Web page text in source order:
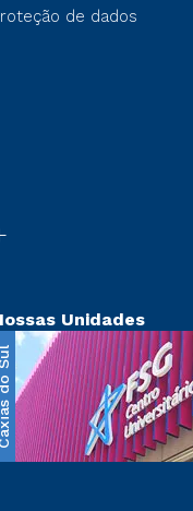
de dados
Unidades
Sul